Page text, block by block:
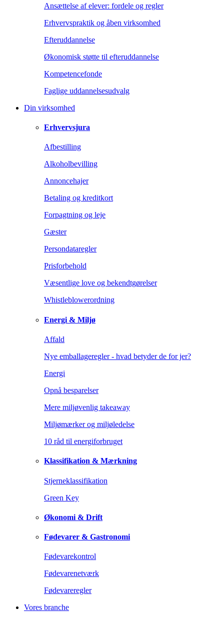
Ansættelse af elever: fordele og regler
Erhvervspraktik og åben virksomhed
Efteruddannelse
Økonomisk støtte til efteruddannelse
Kompetencefonde
Faglige uddannelsesudvalg
Din virksomhed
Erhvervsjura
Afbestilling
Alkoholbevilling
Annoncehajer
Betaling og kreditkort
Forpagtning og leje
Gæster
Persondataregler
Prisforbehold
Væsentlige love og bekendtgørelser
Whistleblowerordning
Energi & Miljø
Affald
Nye emballageregler - hvad betyder de for jer?
Energi
Opnå besparelser
Mere miljøvenlig takeaway
Miljømærker og miljøledelse
10 råd til energiforbruget
Klassifikation & Mærkning
Stjerneklassifikation
Green Key
Økonomi & Drift
Fødevarer & Gastronomi
Fødevarekontrol
Fødevarenetværk
Fødevareregler
Vores branche